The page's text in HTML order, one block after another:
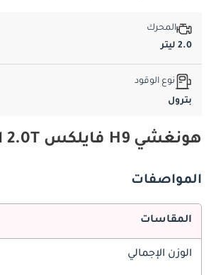
المحرك
2.0 ليتر
نوع الوقود
بترول
هونغشي H9 فايلكس 2.0T المواصفات والميزات
المواصفات
المقاسات
الوزن الإجمالي